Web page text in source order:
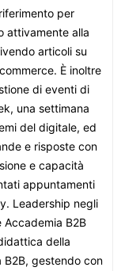
per
attivamente alla
articoli su
È inoltre
di eventi di
una settimana
del digitale, ed
e risposte con
e capacità
appuntamenti
Leadership negli
Accademia B2B
della
B2B, gestendo con